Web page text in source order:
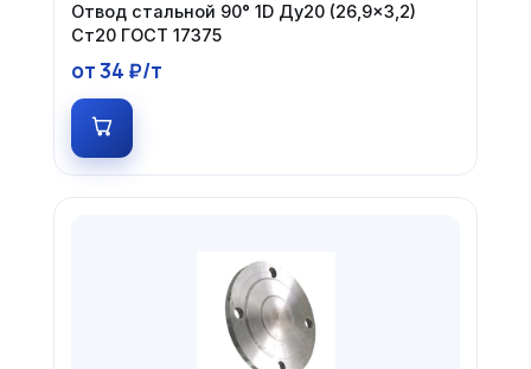
Отвод стальной 90° 1D Ду20 (26,9×3,2)
Ст20 ГОСТ 17375
от 34 ₽/т